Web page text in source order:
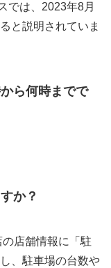
では、2023年8月
と説明されていま
ら何時までで
か？
店舗情報に「駐
、駐車場の台数や